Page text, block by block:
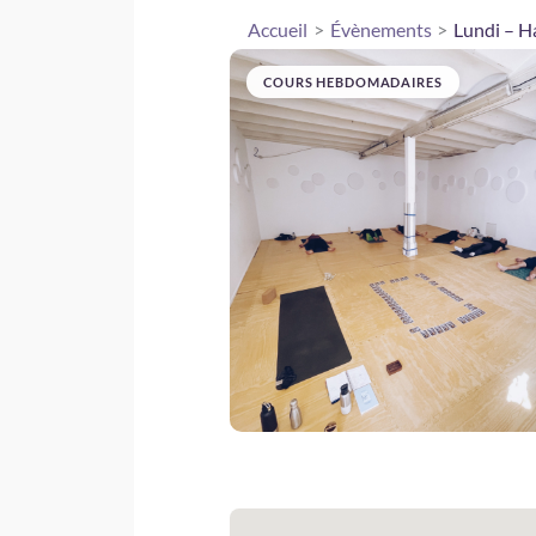
Accueil Évènements Lundi –
COURS HEBDOMADAIRES